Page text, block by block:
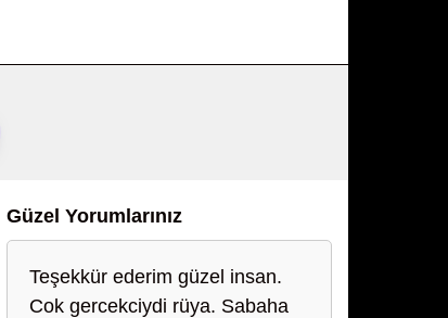
Güzel Yorumlarınız
Teşekkür ederim güzel insan.
Cok gercekciydi rüya. Sabaha